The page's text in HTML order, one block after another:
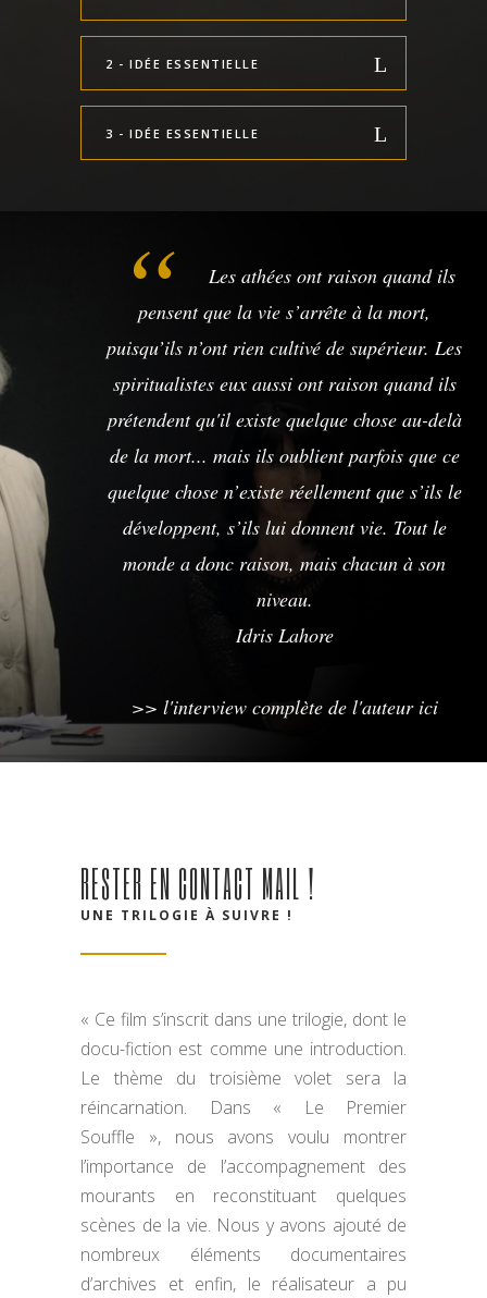
2 - IDÉE ESSENTIELLE
3 - IDÉE ESSENTIELLE
Les athées ont raison quand ils
pensent que la vie s’arrête à la mort,
puisqu’ils n’ont rien cultivé de supérieur. Les
spiritualistes eux aussi ont raison quand ils
prétendent qu'il existe quelque chose au-delà
de la mort... mais ils oublient parfois que ce
quelque chose n’existe réellement que s’ils le
développent, s’ils lui donnent vie. Tout le
monde a donc raison, mais chacun à son
niveau.
Idris Lahore
>> l'interview complète de l'auteur ici
RESTER EN CONTACT MAIL !
UNE TRILOGIE À SUIVRE !
« Ce film s’inscrit dans une trilogie, dont le
docu-fiction est comme une introduction.
Le thème du troisième volet sera la
réincarnation. Dans « Le Premier
Souffle », nous avons voulu montrer
l’importance de l’accompagnement des
mourants en reconstituant quelques
scènes de la vie. Nous y avons ajouté de
nombreux éléments documentaires
d’archives et enfin, le réalisateur a pu